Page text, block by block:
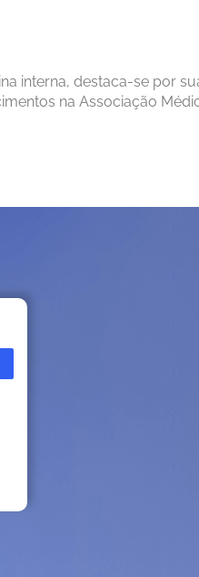
interna, destaca-se por
na Associação